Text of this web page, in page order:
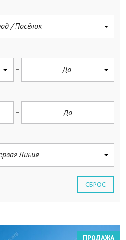
/ Посёлок
До
Линия
СБРОС
ПРОДАЖА